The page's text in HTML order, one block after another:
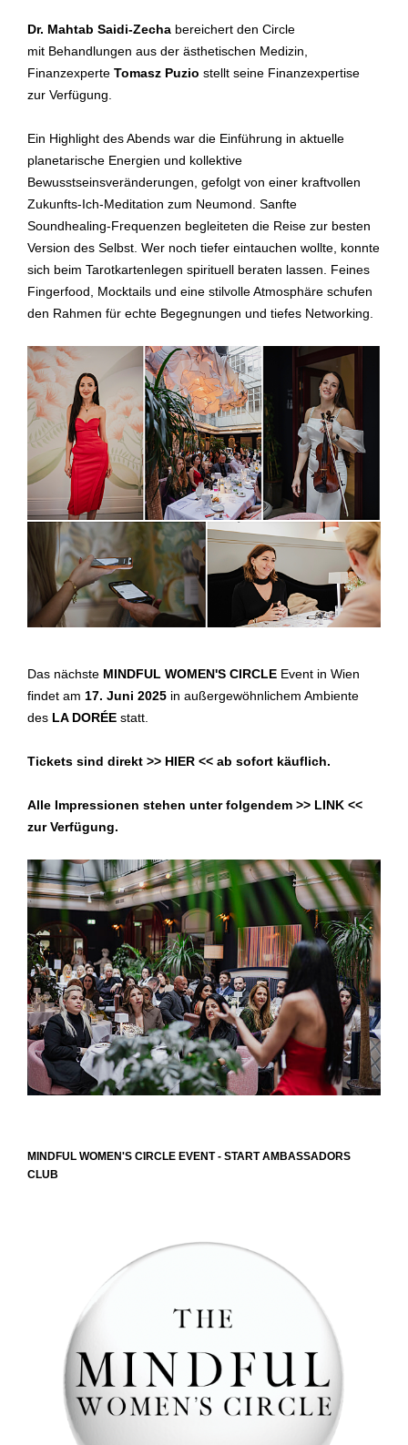
Dr. Mahtab Saidi-Zecha bereichert den Circle
mit Behandlungen aus der ästhetischen Medizin,
Finanzexperte Tomasz Puzio stellt seine Finanzexpertise
zur Verfügung.
Ein Highlight des Abends war die Einführung in aktuelle
planetarische Energien und kollektive
Bewusstseinsveränderungen, gefolgt von einer kraftvollen
Zukunfts-Ich-Meditation zum Neumond. Sanfte
Soundhealing-Frequenzen begleiteten die Reise zur besten
Version des Selbst. Wer noch tiefer eintauchen wollte, konnte
sich beim Tarotkartenlegen spirituell beraten lassen. Feines
Fingerfood, Mocktails und eine stilvolle Atmosphäre schufen
den Rahmen für echte Begegnungen und tiefes Networking.
Das nächste MINDFUL WOMEN'S CIRCLE Event in Wien
findet am 17. Juni 2025 in außergewöhnlichem Ambiente
des LA DORÉE statt.
Tickets sind direkt >> HIER << ab sofort käuflich.
Alle Impressionen stehen unter folgendem >> LINK <<
zur Verfügung.
MINDFUL WOMEN'S CIRCLE EVENT - START AMBASSADORS
CLUB